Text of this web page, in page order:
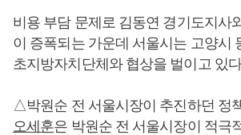
비용 부담 문제로 김동연 경기도지사
이 증폭되는 가운데 서울시는 고양시
초지방자치단체와 협상을 벌이고 있
△박원순 전 서울시장이 추진하던 정
오세훈은 박원순 전 서울시장이 적극